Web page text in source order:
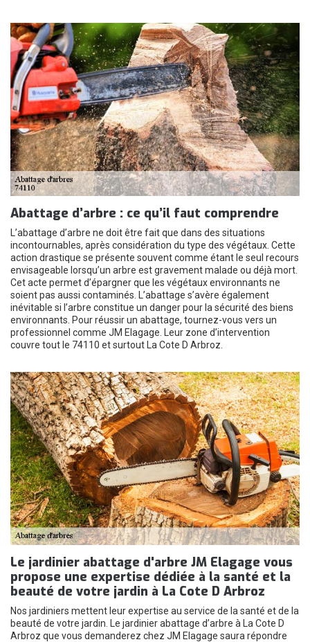
Abattage d’arbre : ce qu’il faut comprendre
L’abattage d’arbre ne doit être fait que dans des situations
incontournables, après considération du type des végétaux. Cette
action drastique se présente souvent comme étant le seul recours
envisageable lorsqu’un arbre est gravement malade ou déjà mort.
Cet acte permet d’épargner que les végétaux environnants ne
soient pas aussi contaminés. L’abattage s’avère également
inévitable si l’arbre constitue un danger pour la sécurité des biens
environnants. Pour réussir un abattage, tournez-vous vers un
professionnel comme JM Elagage. Leur zone d’intervention
couvre tout le 74110 et surtout La Cote D Arbroz.
Le jardinier abattage d'arbre JM Elagage vous
propose une expertise dédiée à la santé et la
beauté de votre jardin à La Cote D Arbroz
Nos jardiniers mettent leur expertise au service de la santé et de la
beauté de votre jardin. Le jardinier abattage d’arbre à La Cote D
Arbroz que vous demanderez chez JM Elagage saura répondre